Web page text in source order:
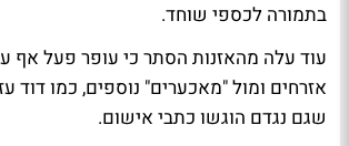
בתמורה לכספי שוחד.
עוד עלה מהאזנות הסתר כי עופר פעל אף
אזרחים ומול "מאכערים" נוספים, כמו דוד
שגם נגדם הוגשו כתבי אישום.